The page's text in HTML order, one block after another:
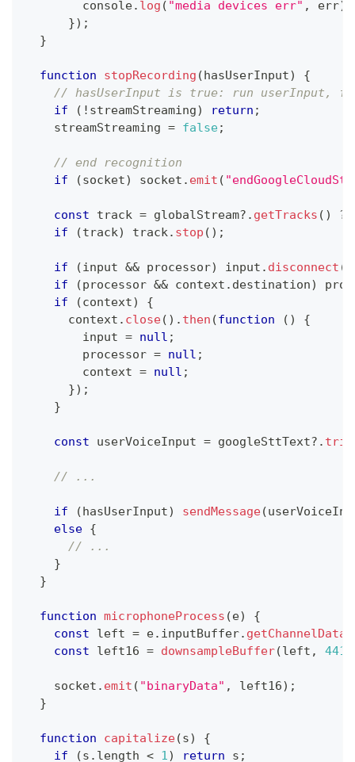
console. log ( "media devices err" , err)
}) ;
}
function stopRecording (hasUserInput)
{
// hasUserInput is true: run userInput,
if
( ! streamStreaming) return ;
    streamStreaming
= false;
// end recognition
if
(socket) socket . emit (
const track = globalStream?. getTracks ( ) ?
if
(track) track. stop ( ) ;
if (input && processor) input . disconnect (
if
(processor && context . destination)
if
(context)
{
      context
. close( ) . then (function ( )
{
        input
= null ;
        processor
= null ;
        context
= null ;
}) ;
}
const userVoiceInput = googleSttText?. trim
// ...
if (hasUserInput) sendMessage(
else {
// ...
}
}
function microphoneProcess (e)
{
const left = e. inputBuffer. getChannelData
const left16 = downsampleBuffer(left ,
    socket
. emit ( "binaryData" , left16) ;
}
function capitalize(s)
{
if
(s . length < 1) return s ;